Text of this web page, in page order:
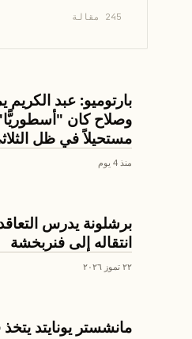
245 مقالة
كرة القدم
بارتوميو: عبد
وصلاح كان "أسطوريًّا"
مستحيلاً في ظل
منذ 4 يوم
كرة القدم
برشلونة يدرس
انتقاله إلى فنربخشة
٢٢ تموز ٢٠٢٦
كرة القدم
مانشستر يونايتد